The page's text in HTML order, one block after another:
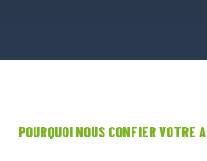
POURQUOI NOUS CONFIER VOTRE